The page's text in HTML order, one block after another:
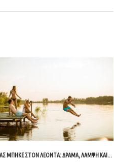
ΜΠΉΚΕ ΣΤΟΝ ΛΈΟΝΤΑ: ΔΡΆΜΑ, ΛΆΜΨΗ ΚΑΙ...